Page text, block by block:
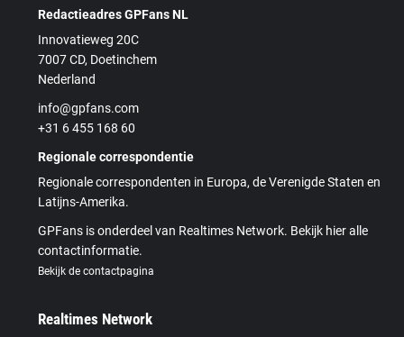
Redactieadres GPFans NL
Innovatieweg 20C
7007 CD, Doetinchem
Nederland
info@gpfans.com
+31 6 455 168 60
Regionale correspondentie
Regionale correspondenten in Europa, de Verenigde Staten en
Latijns-Amerika.
GPFans is onderdeel van Realtimes Network. Bekijk hier alle
contactinformatie.
Bekijk de contactpagina
Realtimes Network